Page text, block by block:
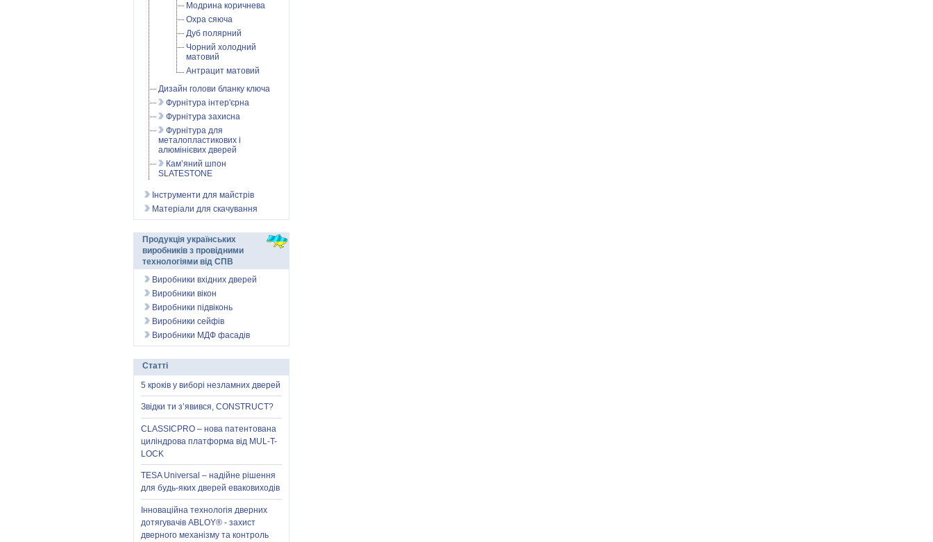
Модрина коричнева
Охра сяюча
Дуб полярний
Чорний холодний
матовий
Антрацит матовий
Дизайн голови бланку ключа
Фурнітура інтер'єрна
Фурнітура захисна
Фурнітура для
металопластикових і
алюмінієвих дверей
Кам’яний шпон
SLATESTONE
Інструменти для майстрів
Матеріали для скачування
Продукція українських
виробників з провідними
технологіями від СПВ
Виробники вхідних дверей
Виробники вікон
Виробники підвіконь
Виробники сейфів
Виробники МДФ фасадів
Статті
5 кроків у виборі незламних дверей
Звідки ти з’явився, CONSTRUCT?
CLASSICPRO – нова патентована
циліндрова платформа від MUL-T-
LOCK
TESA Universal – надійне рішення
для будь-яких дверей еваковиходів
Інноваційна технологія дверних
дотягувачів ABLOY® - захист
дверного механізму та контроль